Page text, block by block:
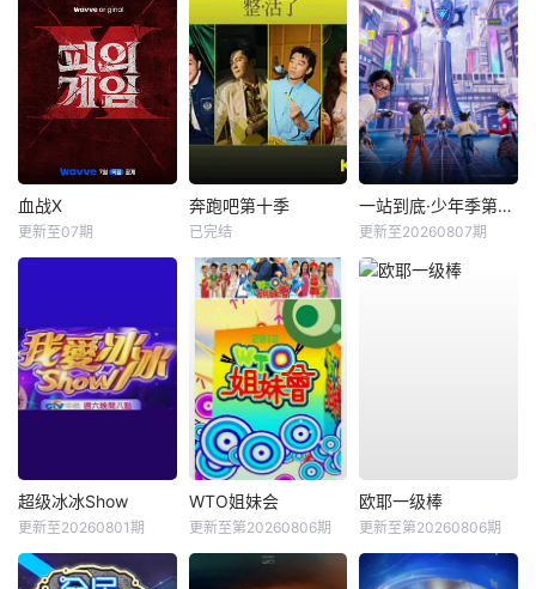
血战X
更新至07期
奔跑吧第十季
已完结
一站到底·少年季第2季
更新至20260807期
超级冰冰Show
更新至20260801期
WTO姐妹会
更新至第20260806期
欧耶一级棒
更新至第20260806期